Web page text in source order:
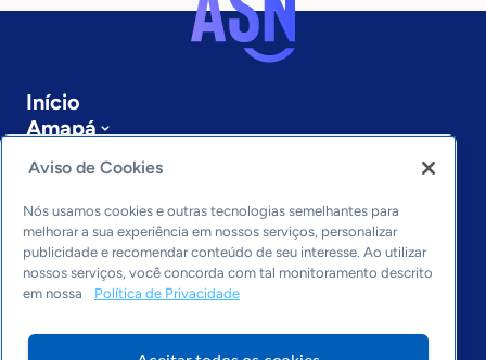
Início
Amapá
Sobre a ASN
Últimas notícias
Entre em contato
Editorias
Economia & Política
Inovação & Tecnologia
Cultura empreendedora
Aviso de Cookies
Nós usamos cookies e outras tecnologias semelhantes para
melhorar a sua experiência em nossos serviços, personalizar
publicidade e recomendar conteúdo de seu interesse. Ao utilizar
nossos serviços, você concorda com tal monitoramento descrito
em nossa
Política de Privacidade